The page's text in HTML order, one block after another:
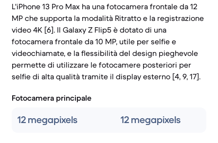
L'iPhone 13 Pro Max ha una fotocamera frontale da 12
MP che supporta la modalità Ritratto e la registrazione
video 4K [6]. Il Galaxy Z Flip5 è dotato di una
fotocamera frontale da 10 MP, utile per selfie e
videochiamate, e la flessibilità del design pieghevole
permette di utilizzare le fotocamere posteriori per
selfie di alta qualità tramite il display esterno [4, 9, 17].
Fotocamera principale
12 megapixels 12 megapixels